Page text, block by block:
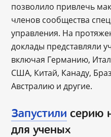
позволило привлечь
членов сообщества
управления. На
доклады представляли
включая Германию,
США, Китай, Канаду,
Австралию и другие.
Запустили серию
для ученых